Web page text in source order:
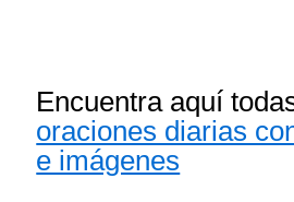
Encuentra aquí
oraciones diarias
e imágenes